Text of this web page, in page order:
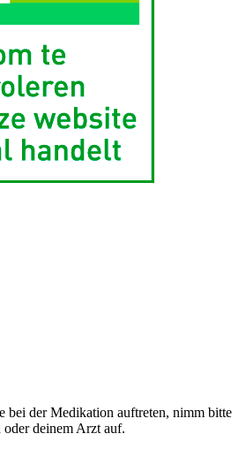
bei der Medikation auftreten, nimm bitte
deinem Arzt auf.